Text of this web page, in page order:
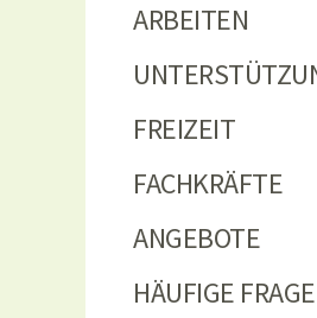
ARBEITEN
FREIZEIT
FACHKRÄFTE
ANGEBOTE
HÄUFIGE